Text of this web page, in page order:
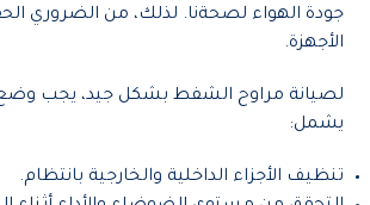
جودة الهواء لصحةنا. لذلك، من الضروري
الأجهزة.
لصيانة مراوح الشفط بشكل جيد، يجب وضع
يشمل:
تنظيف الأجزاء الداخلية والخارجية بانتظام.